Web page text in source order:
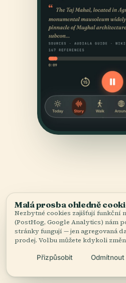
ZDROJE
Ověřenéa
Vyrešeršováno a sepsáno
historických záznamů,
Malá prosba ohledně
Nezbytné cookies zajišťují funkční
(PostHog, Google Analytics) nám
stránky fungují — jen agregovaná
prodej. Volbu můžete kdykoli
Přizpůsobit